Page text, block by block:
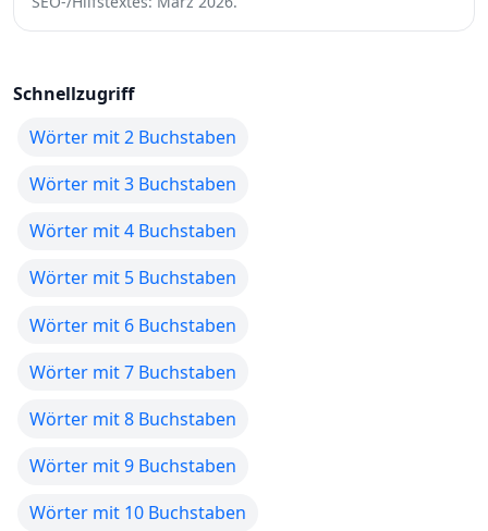
Schnellzugriff
Wörter mit 2 Buchstaben
Wörter mit 3 Buchstaben
Wörter mit 4 Buchstaben
Wörter mit 5 Buchstaben
Wörter mit 6 Buchstaben
Wörter mit 7 Buchstaben
Wörter mit 8 Buchstaben
Wörter mit 9 Buchstaben
Wörter mit 10 Buchstaben